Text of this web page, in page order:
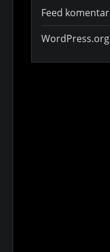
Feed komentar
WordPress.org